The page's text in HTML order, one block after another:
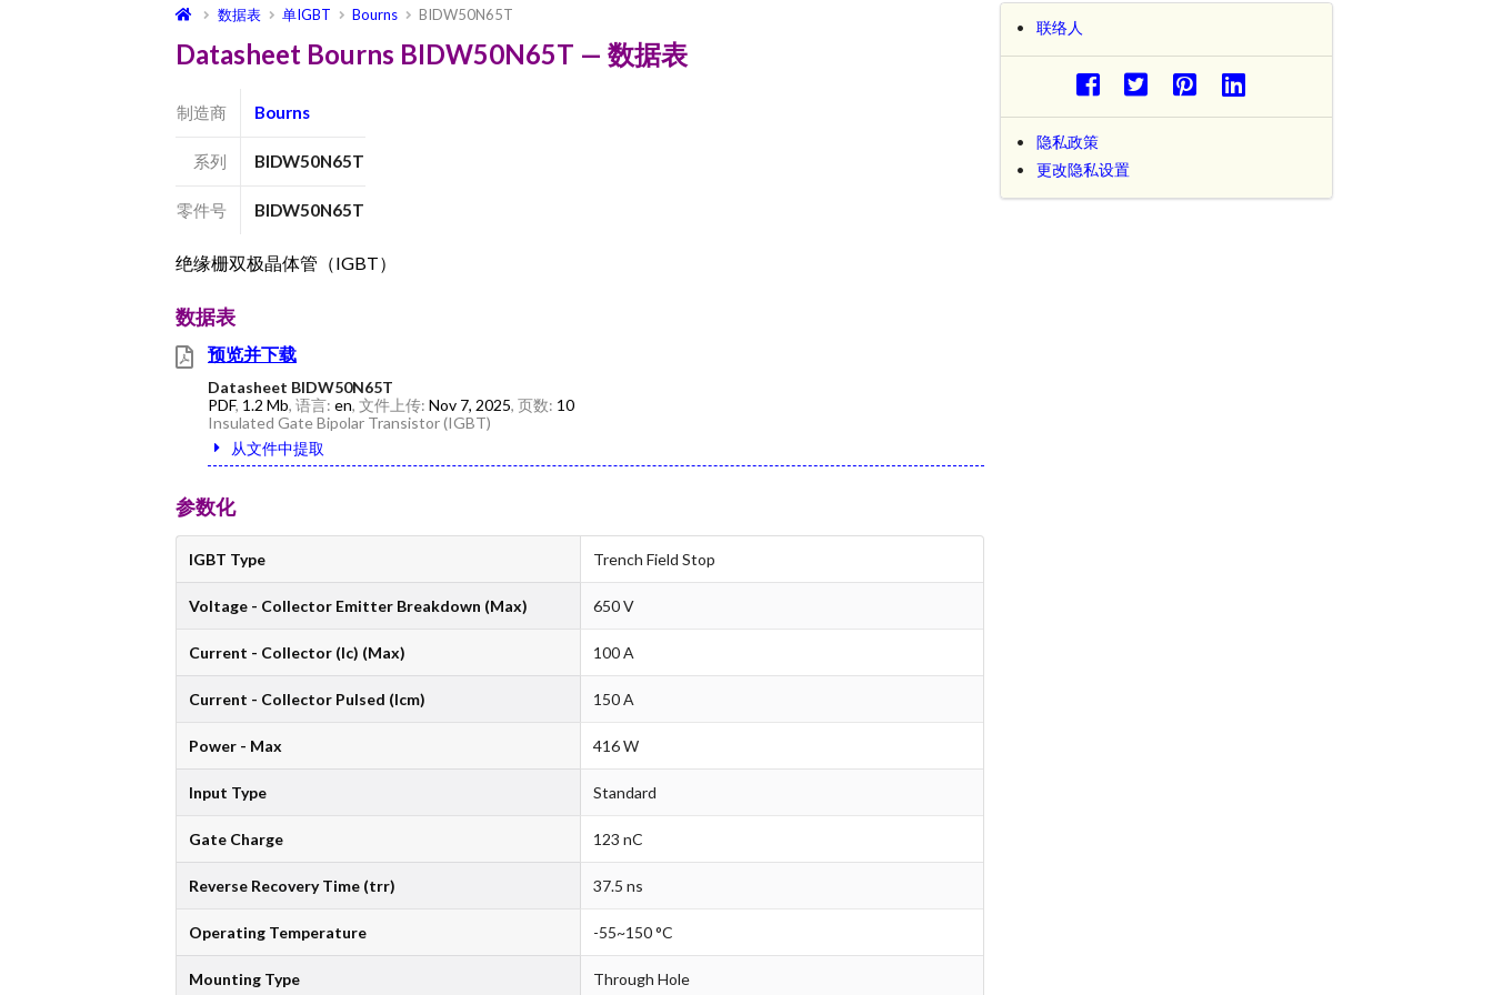
数据表 单IGBT Bourns BIDW50N65T
Datasheet Bourns BIDW50N65T — 数据表
制造商 Bourns
系列 BIDW50N65T
零件号 BIDW50N65T
绝缘栅双极晶体管（IGBT）
数据表
预览并下载
Datasheet BIDW50N65T
PDF, 1.2 Mb, 语言: en, 文件上传: Nov 7, 2025, 页数: 10
Insulated Gate Bipolar Transistor (IGBT)
从文件中提取
参数化
IGBT Type Trench Field Stop
Voltage - Collector Emitter Breakdown (Max) 650 V
Current - Collector (Ic) (Max) 100 A
Current - Collector Pulsed (Icm) 150 A
Power - Max 416 W
Input Type Standard
Gate Charge 123 nC
Reverse Recovery Time (trr) 37.5 ns
Operating Temperature -55~150 °C
Mounting Type Through Hole
联络人
隐私政策
更改隐私设置